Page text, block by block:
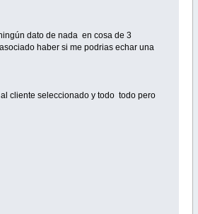
dato de nada en cosa de 3
haber si me podrias echar una
cliente seleccionado y todo todo pero